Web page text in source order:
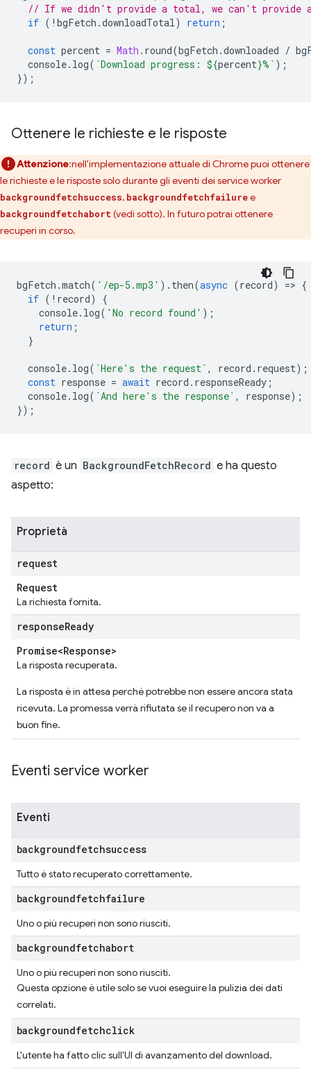
// If we didn't provide a total, we can't provide
if ( ! bgFetch .downloadTotal) return ;
const percent = Math . round(bgFetch .downloaded /
console. log( `Download progress: ${percent}%` );
});
Ottenere le richieste e le risposte
Attenzione:nell'implementazione attuale di Chrome puoi ottenere
le richieste e le risposte solo durante gli eventi dei service worker
backgroundfetchsuccess, backgroundfetchfailuree
backgroundfetchabort (vedi sotto). In futuro potrai ottenere
recuperi in corso.
bgFetch .match( '/ep-5.mp3' ). then(async (record) => {
if ( ! record)
{
console. log( 'No record found' );
return ;
}
console. log( `Here's the request` , record . request);
const response = await record . responseReady ;
console. log( `And here's the response` , response);
});
record è un BackgroundFetchRecord e ha questo
aspetto:
Proprietà
request
Request
La richiesta fornita.
responseReady
Promise<Response>
La risposta recuperata.
La risposta è in attesa perché potrebbe non essere ancora stata
ricevuta. La promessa verrà rifiutata se il recupero non va a
buon fine.
Eventi service worker
Eventi
backgroundfetchsuccess
Tutto è stato recuperato correttamente.
backgroundfetchfailure
Uno o più recuperi non sono riusciti.
backgroundfetchabort
Uno o più recuperi non sono riusciti.
Questa opzione è utile solo se vuoi eseguire la pulizia dei dati
correlati.
backgroundfetchclick
L'utente ha fatto clic sull'UI di avanzamento del download.